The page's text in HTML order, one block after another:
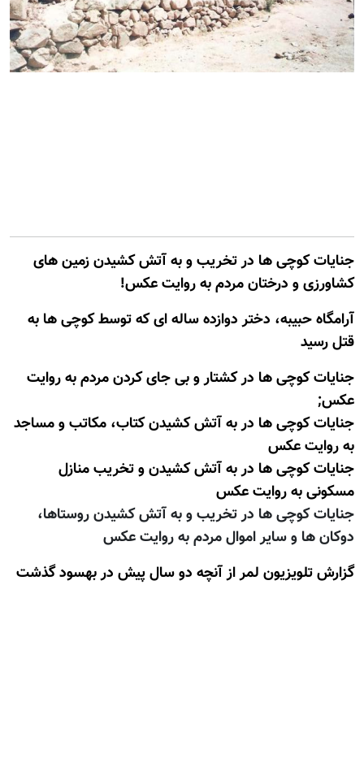
جنایات کوچی ها در تخریب و به آتش کشیدن زمین های
کشاورزی و درختان مردم به روایت عکس!
آرامگاه حبیبه، دختر دوازده ساله ای که توسط کوچی ها به
قتل رسید
جنایات کوچی ها در کشتار و بی جای کردن مردم به روایت
عکس;
جنایات کوچی ها در به آتش کشیدن کتاب، مکاتب و مساجد
به روایت عکس
جنایات کوچی ها در به آتش کشیدن و تخریب منازل
مسکونی به روایت عکس
جنایات کوچی ها در تخریب و به آتش کشیدن روستاها،
دوکان ها و سایر اموال مردم به روایت عکس
گزارش تلویزيون لمر از آنچه دو سال پیش در بهسود گذشت